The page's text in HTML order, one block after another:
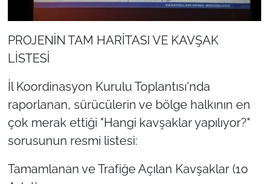
PROJENİN TAM HARİTASI VE KAVŞAK
LİSTESİ
İl Koordinasyon Kurulu Toplantısı'nda
raporlanan, sürücülerin ve bölge halkının en
çok merak ettiği "Hangi kavşaklar yapılıyor?"
sorusunun resmi listesi:
Tamamlanan ve Trafiğe Açılan Kavşaklar (10